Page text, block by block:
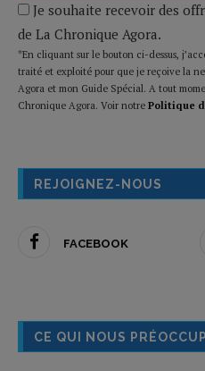
Je souhaite recevoir des
de La Chronique Agora.
*En cliquant sur le bouton ci-dessus,
traité et exploité pour que je reçoive la
Agora et mon Guide Spécial. A tout
Chronique Agora. Voir notre Politique
REJOIGNEZ-NOUS
FACEBOOK
CE QUI NOUS